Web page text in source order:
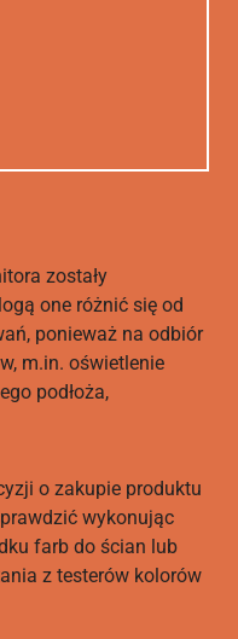
zostały
one różnić się od
ponieważ na odbiór
m.in. oświetlenie
podłoża,
o zakupie produktu
wykonując
farb do ścian lub
z testerów kolorów